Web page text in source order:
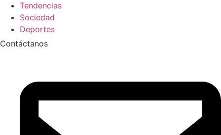
Tendencias
Sociedad
Deportes
Contáctanos